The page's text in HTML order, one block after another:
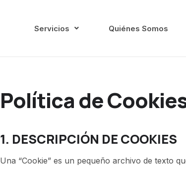
Servicios Quiénes Somos
Política de
1. DESCRIPCIÓN DE COOKIES
Una “Cookie” es un pequeño archivo de texto